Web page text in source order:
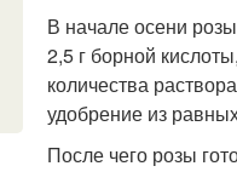
В начале осени
2,5 г борной
количества
удобрение из
После чего розы